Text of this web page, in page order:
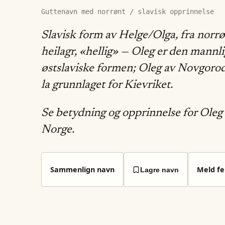
Guttenavn med norrønt / slavisk opprinnelse
Slavisk form av Helge/Olga, fra
heilagr, «hellig» — Oleg er den
østslaviske formen; Oleg av
la grunnlaget for Kievriket.
Se betydning og opprinnelse for Oleg
Norge.
Sammenlign navn Lagre navn Meld